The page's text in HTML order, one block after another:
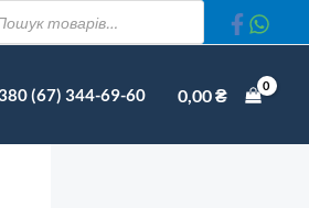
(67) 344-69-60 0,00₴